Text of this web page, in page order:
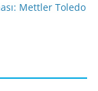
Mettler Toledo